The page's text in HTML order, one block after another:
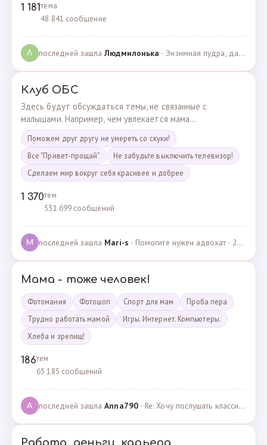
1 181тема
48 841 сообщение
Л последней зашлаЛюдмилонькa · Энзимная пудра, да или нет? · 29.06.2025
Клуб ОБС
Здесь будут обсуждаться темы, не связанные с
малышами. Например, чем увлекается мама...
Поможем друг другу не умереть со скуки!
Все "Привет-прощай"
Не забудьте выключить телевизор!
Сделаем мир вокруг себя красивее и добрее
1 370тем
531 699 сообщений
M последней зашла Mari-s · Помогите нужен адвокат · 24.04.2025
Мама - тоже человек!
Фотомания Фотошоп Спорт для мам
Проба пера
Трудно работать мамой
Игры. Интернет. Компьютеры.
Хлеба и зрелищ!
186тем
65 185 сообщений
A последней зашлаAnna790· Re: Хочу послушать классику · 22.03.2025
Работа, деньги, карьера